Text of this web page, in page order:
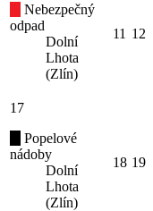
Nebezpečný
odpad
Dolní
Lhota
(Zlín)
11 12
17
Popelové
nádoby
Dolní
Lhota
(Zlín)
18 19